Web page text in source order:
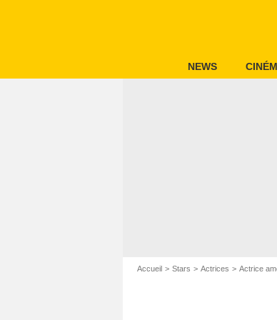
NEWS
Accueil Stars Actrices Actrice